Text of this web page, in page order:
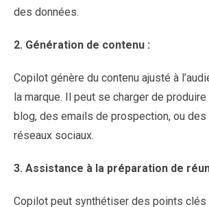
des données.
2. Génération de contenu :
Copilot génère du contenu ajusté à
la marque. Il peut se charger de
blog, des emails de prospection, ou
réseaux sociaux.
3. Assistance à la préparation de
Copilot peut synthétiser des points clés